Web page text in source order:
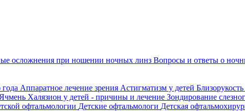
осложнения при ношении ночных линз Вопросы и ответы о
Аппаратное лечение зрения Астигматизм у детей
Ячмень Халязион у детей - причины и лечение Зондирование
офтальмологии Детские офтальмологи Детская